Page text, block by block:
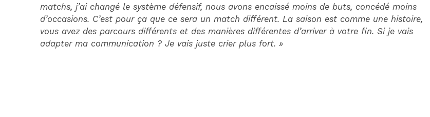
matchs, j’ai changé le système défensif, nous avons encaissé moins de buts, concédé moins
d’occasions. C’est pour ça que ce sera un match différent. La saison est comme une histoire,
vous avez des parcours différents et des manières différentes d’arriver à votre fin. Si je vais
adapter ma communication ? Je vais juste crier plus fort. »